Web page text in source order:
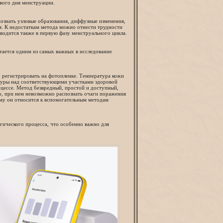
дня менструации.
узловые образования, диффузные изменения,
К недостаткам метода можно отнести трудности
также в первую фазу менструального цикла.
одним из самых важных в исследование
на фотопленке. Температура кожи
над соответствующими участками здоровой
Метод безвредный, простой и доступный,
при нем невозможно распознать очаги поражения
он относится к вспомогательным методам
процесса, что особенно важно для